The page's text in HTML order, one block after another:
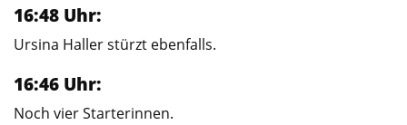
16:48 Uhr:
Ursina Haller stürzt ebenfalls.
16:46 Uhr:
Noch vier Starterinnen.